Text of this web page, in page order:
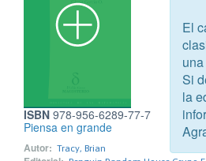
ISBN 978-956-6289-77-7
Piensa en grande
Autor: Tracy, Brian
El
Si
la